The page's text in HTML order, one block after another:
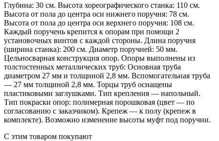
Глубина: 30 см. Высота хореографического станка: 110 см.
Высота от пола до центра оси нижнего поручня: 78 см.
Высота от пола до центра оси верхнего поручня: 108 см.
Каждый поручень крепится к опорам при помощи 2
установочных винтов с каждой стороны. Длина поручня
(ширина станка): 200 см. Диаметр поручней: 50 мм.
Цельносварная конструкция опор. Опоры выполнены из
толстостенных металлических труб: Основная труба
диаметром 27 мм и толщиной 2,8 мм. Вспомогательная труба
— 27 мм толщиной 2,8 мм. Торцы труб оснащены
пластиковыми заглушками. Тип крепления — напольный.
Тип покраски опор: полимерная порошковая (цвет — по
согласованию с заказчиком). Крепеж — к полу (крепеж в
комплекте). Возможно изменение высоты муфт под поручни.
С этим товаром покупают